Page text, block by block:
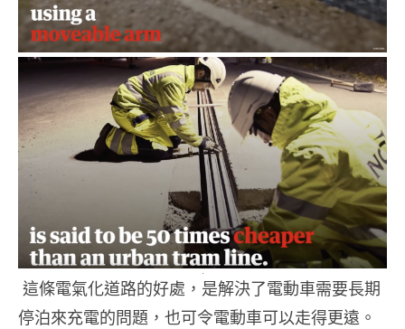
這條電氣化道路的好處，是解決了電動車需要長期
停泊來充電的問題，也可令電動車可以走得更遠。